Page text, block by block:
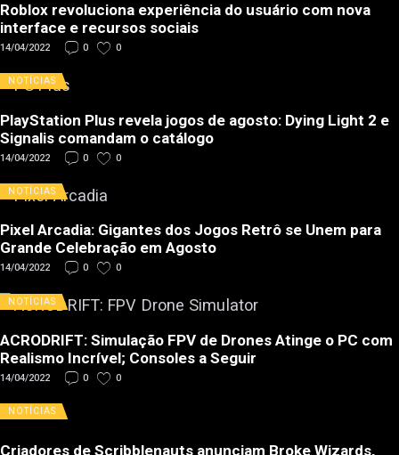
Roblox revoluciona experiência do usuário com nova
interface e recursos sociais
14/04/2022 0 0
NOTÍCIAS
PlayStation Plus revela jogos de agosto: Dying Light 2 e
Signalis comandam o catálogo
14/04/2022 0 0
NOTÍCIAS
Pixel Arcadia: Gigantes dos Jogos Retrô se Unem para
Grande Celebração em Agosto
14/04/2022 0 0
NOTÍCIAS
ACRODRIFT: Simulação FPV de Drones Atinge o PC com
Realismo Incrível; Consoles a Seguir
14/04/2022 0 0
NOTÍCIAS
Criadores de Scribblenauts anunciam Broke Wizards,